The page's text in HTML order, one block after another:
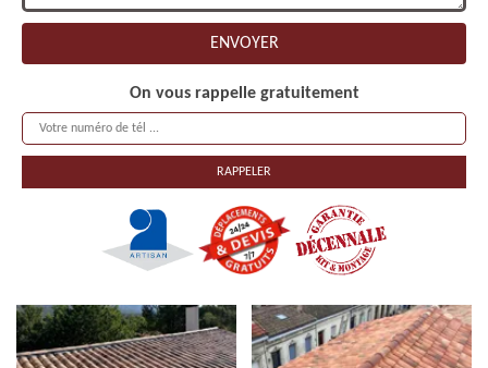
On vous rappelle gratuitement